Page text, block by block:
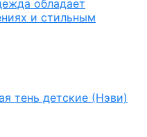
обладает
и стильным
тень детские (Нэви)